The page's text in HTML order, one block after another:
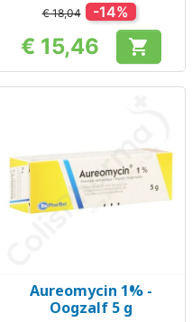
€ 18,04 -14%
Prijs
€ 15,46 
Aureomycin 1% -
Oogzalf 5 g